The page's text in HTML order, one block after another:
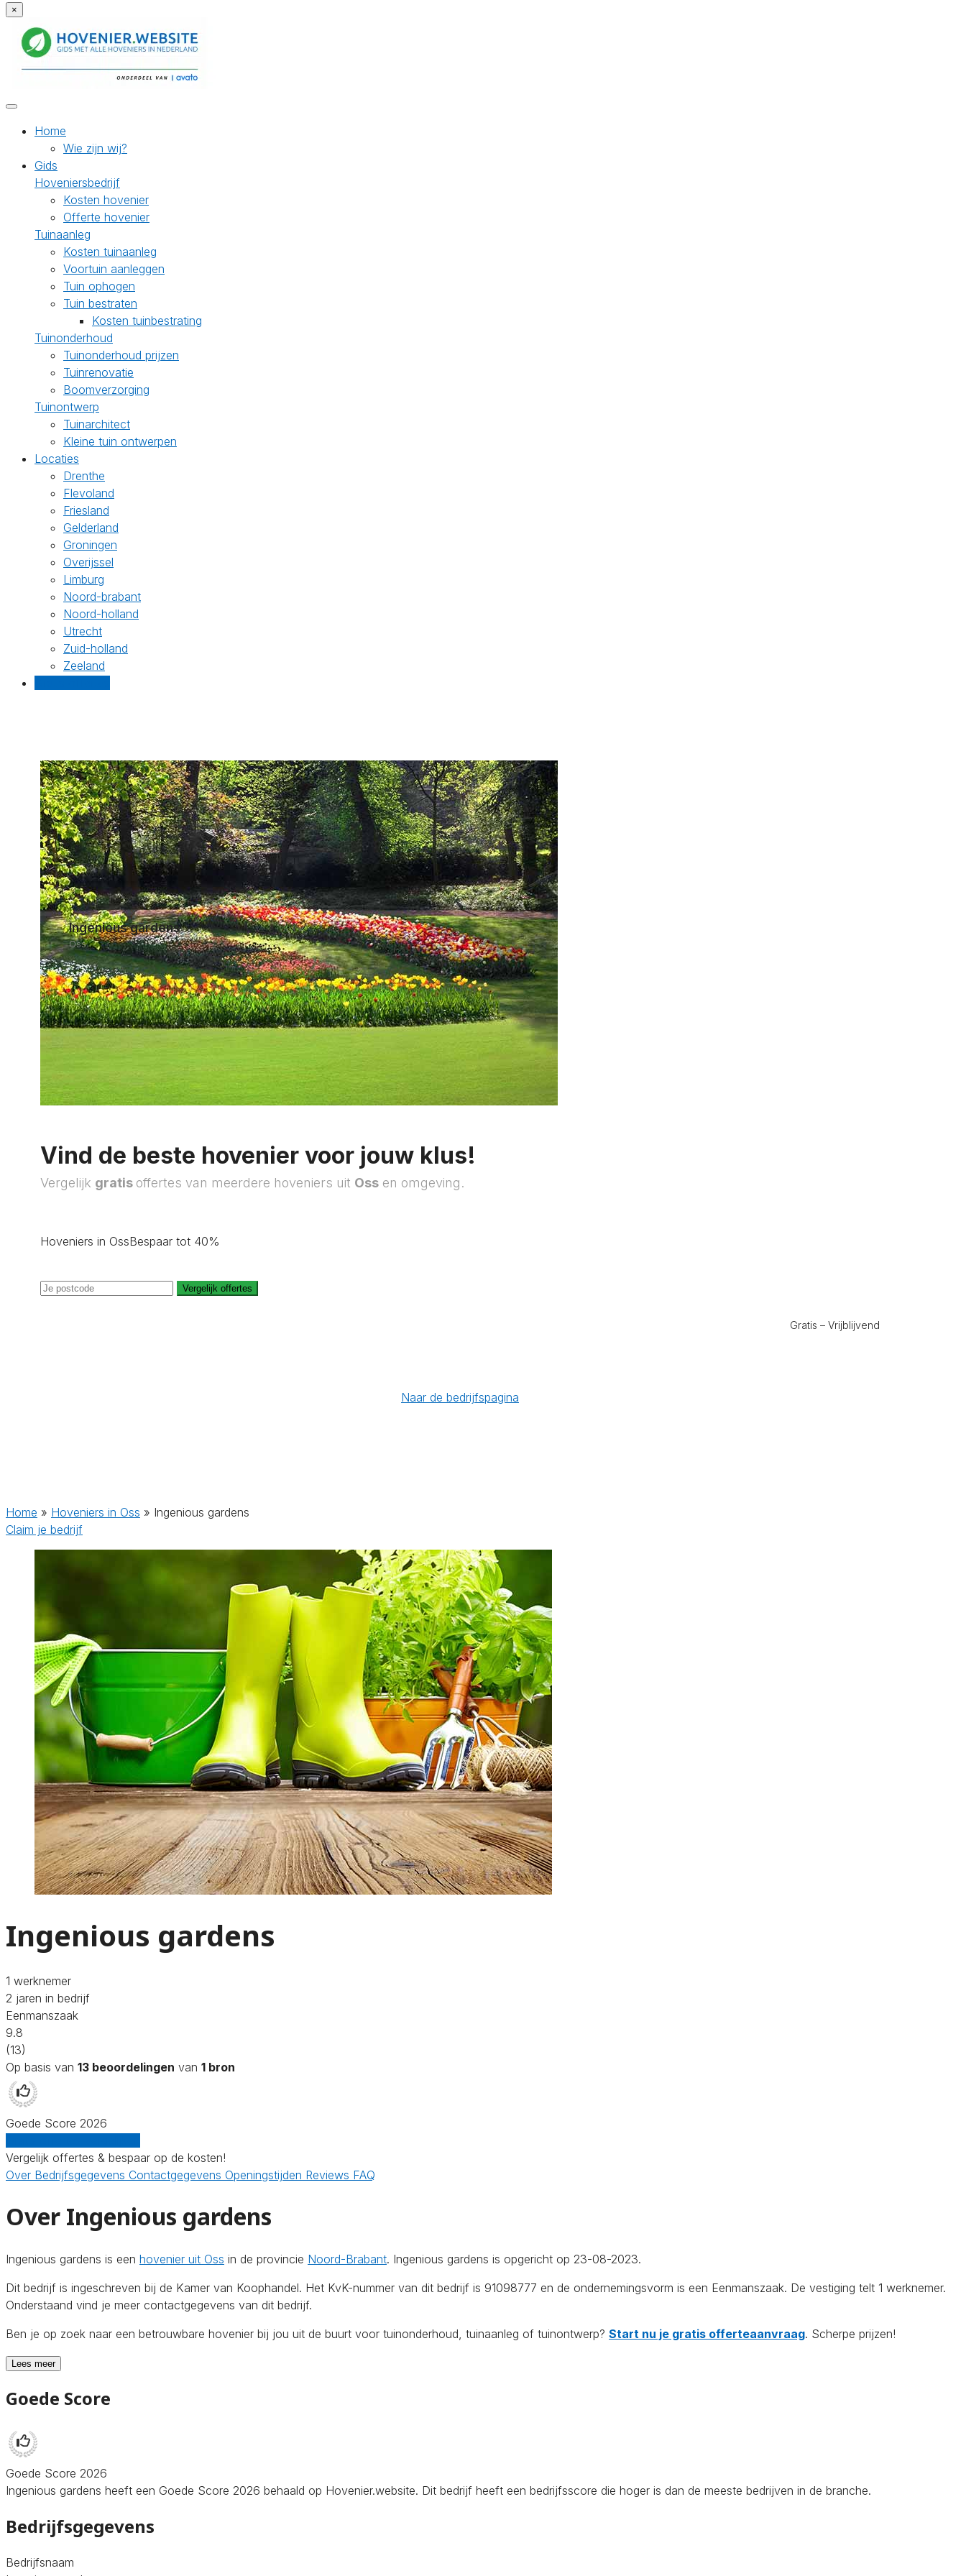
×
Home
Wie zijn wij?
Gids
Hoveniersbedrijf
Kosten hovenier
Offerte hovenier
Tuinaanleg
Kosten tuinaanleg
Voortuin aanleggen
Tuin ophogen
Tuin bestraten
Kosten tuinbestrating
Tuinonderhoud
Tuinonderhoud prijzen
Tuinrenovatie
Boomverzorging
Tuinontwerp
Tuinarchitect
Kleine tuin ontwerpen
Locaties
Drenthe
Flevoland
Friesland
Gelderland
Groningen
Overijssel
Limburg
Noord-brabant
Noord-holland
Utrecht
Zuid-holland
Zeeland
Ingenious gardens
Oss
Vind de beste hovenier voor jouw klus!
Vergelijk gratis offertes van meerdere hoveniers uit Oss en omgeving.
Hoveniers in OssBespaar tot 40%
Vergelijk offertes
Gratis – Vrijblijvend
Naar de bedrijfspagina
Home » Hoveniers in Oss » Ingenious gardens
Claim je bedrijf
Ingenious gardens
1 werknemer
2 jaren in bedrijf
Eenmanszaak
9.8
(13)
Op basis van 13 beoordelingen van 1 bron
Goede Score 2026
Vergelijk offertes & bespaar op de kosten!
Over Bedrijfsgegevens Contactgegevens Openingstijden Reviews FAQ
Over Ingenious gardens
Ingenious gardens is een hovenier uit Oss in de provincie Noord-Brabant. Ingenious gardens is opgericht op 23-08-2023.
Dit bedrijf is ingeschreven bij de Kamer van Koophandel. Het KvK-nummer van dit bedrijf is 91098777 en de ondernemingsvorm is een Eenmanszaak. De vestiging telt 1 werknemer.
Onderstaand vind je meer contactgegevens van dit bedrijf.
Ben je op zoek naar een betrouwbare hovenier bij jou uit de buurt voor tuinonderhoud, tuinaanleg of tuinontwerp? Start nu je gratis offerteaanvraag. Scherpe prijzen!
Lees meer
Goede Score
Goede Score 2026
Ingenious gardens heeft een Goede Score 2026 behaald op Hovenier.website. Dit bedrijf heeft een bedrijfsscore die hoger is dan de meeste bedrijven in de branche.
Bedrijfsgegevens
Bedrijfsnaam